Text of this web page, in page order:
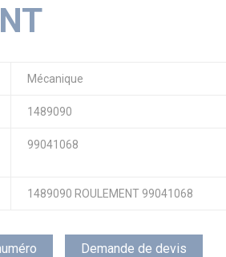
Mécanique
1489090
99041068
1489090 ROULEMENT 99041068
Demande de devis